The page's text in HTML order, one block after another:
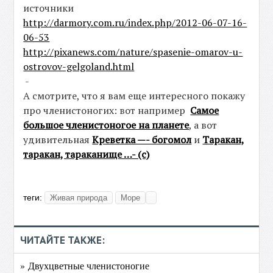
источники
http://darmory.com.ru/index.php/2012-06-07-16-
06-53
http://pixanews.com/nature/spasenie-omarov-u-
ostrovov-gelgoland.html
-
А смотрите, что я вам еще интересного покажу
про членистоногих: вот например Самое
большое членистоногое на планете, а вот
удивительнаяКреветка —- богомоли Таракан,
таракан, тараканище …- (с)
теги: Живая природа Море
ЧИТАЙТЕ ТАКЖЕ:
» Двухцветные членистоногие